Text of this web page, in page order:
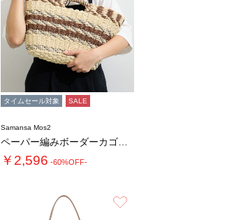
タイムセール対象 SALE
Samansa Mos2
￥2,596 -60%OFF-